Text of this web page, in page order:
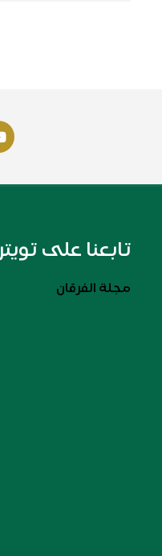
تابعنا على تويتر
مجلة الفرقان